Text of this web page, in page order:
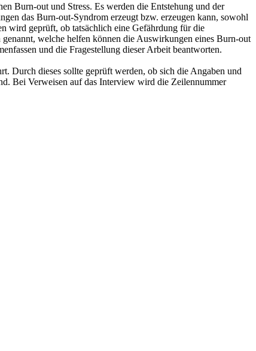
Burn-out und Stress. Es werden die Entstehung und der
das Burn-out-Syndrom erzeugt bzw. erzeugen kann, sowohl
wird geprüft, ob tatsächlich eine Gefährdung für die
welche helfen können die Auswirkungen eines Burn-out
und die Fragestellung dieser Arbeit beantworten.
Durch dieses sollte geprüft werden, ob sich die Angaben und
Bei Verweisen auf das Interview wird die Zeilennummer